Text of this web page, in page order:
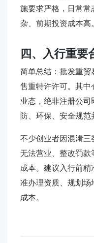
施要求严格，日常常
杂、前期投资成本高
四、入行重要
简单总结：批发重贸
售重特许许可。其中
业态，绝非注册公
防、环保、安全规范
不少创业者因混淆三
无法营业、整改罚款
成本。建议入行前
准办理资质、规划场
成本。